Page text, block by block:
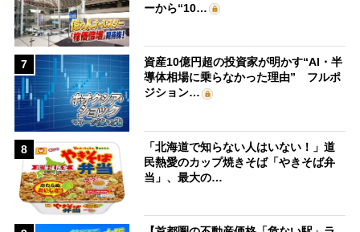
ーから“10…
7
資産10億円超の投資家が明かす“AI・半
導体相場に乗らなかった理由” フルポ
ジション…
8
「北海道で知らない人はいない！」道
民熱愛のカップ焼きそば「やきそば弁
当」、最大の…